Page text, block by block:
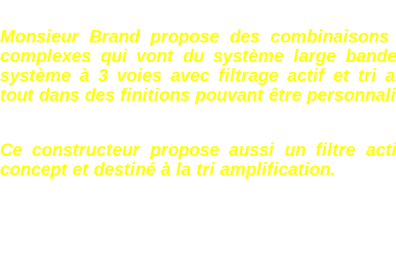
Monsieur Brand propose des
complexes qui vont du système large
système à 3 voies avec filtrage actif et tri
tout dans des finitions pouvant être
Ce constructeur propose aussi un filtre
concept et destiné à la tri amplification.